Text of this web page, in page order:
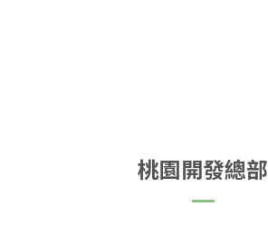
桃園開發總部